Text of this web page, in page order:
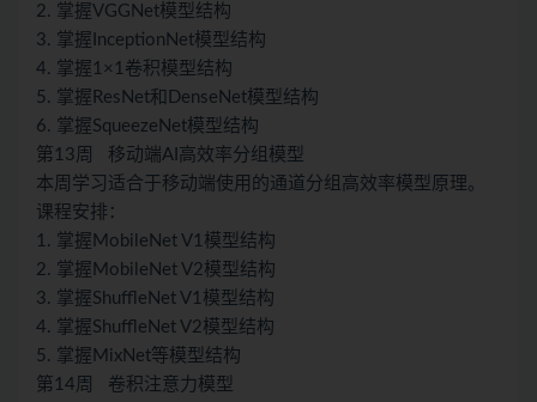
2. 掌握VGGNet模型结构
3. 掌握InceptionNet模型结构
4. 掌握1×1卷积模型结构
5. 掌握ResNet和DenseNet模型结构
6. 掌握SqueezeNet模型结构
第13周 移动端AI高效率分组模型
本周学习适合于移动端使用的通道分组高效率模型原理。
课程安排：
1. 掌握MobileNet V1模型结构
2. 掌握MobileNet V2模型结构
3. 掌握ShuffleNet V1模型结构
4. 掌握ShuffleNet V2模型结构
5. 掌握MixNet等模型结构
第14周 卷积注意力模型